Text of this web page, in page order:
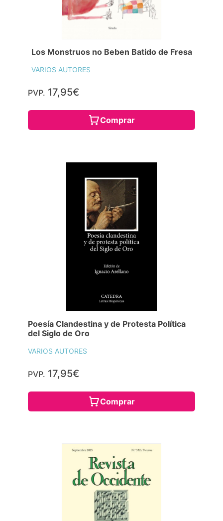
Los Monstruos no Beben Batido de Fresa
VARIOS AUTORES
PVP. 17,95€
Comprar
Poesía Clandestina y de Protesta Política
del Siglo de Oro
VARIOS AUTORES
PVP. 17,95€
Comprar